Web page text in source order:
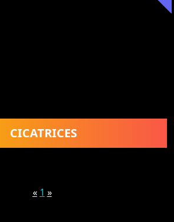
CICATRICES
« 1 »